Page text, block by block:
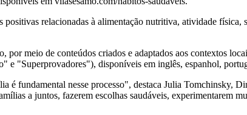
relacionadas à alimentação nutritiva, atividade física,
por meio de conteúdos criados e adaptados aos contextos
"Superprovadores"), disponíveis em inglês, espanhol,
é fundamental nesse processo", destaca Julia Tomchinsky,
a juntos, fazerem escolhas saudáveis, experimentarem